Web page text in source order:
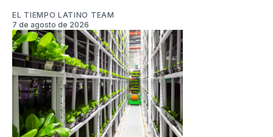
EL TIEMPO LATINO TEAM
7 de agosto de 2026